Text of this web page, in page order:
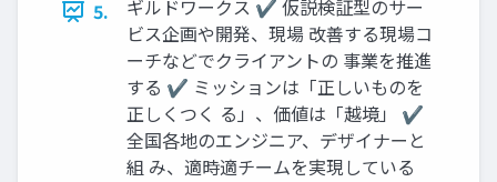
5.
ギルドワークス ✔ 仮説検証型のサー
ビス企画や開発、現場 改善する現場コ
ーチなどでクライアントの 事業を推進
する ✔ ミッションは「正しいものを
正しくつく る」、価値は「越境」 ✔
全国各地のエンジニア、デザイナーと
組 み、適時適チームを実現している